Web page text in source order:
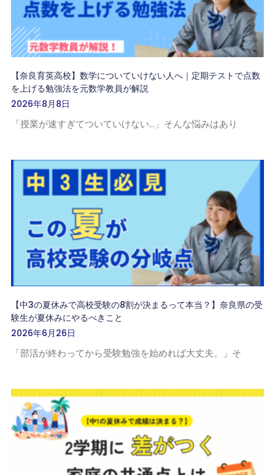
【奈良育英高校】数学についていけない人へ｜定期テストで点数
を上げる勉強法を元数学教員が解説
2026年8月8日
「授業が速すぎてついていけない…」そんな悩みはあり
【中3の夏休みで高校受験の8割が決まるって本当？】奈良県の受
験生が夏休みにやるべきこと
2026年6月26日
「部活が終わってから受験勉強を始めれば大丈夫。」そ